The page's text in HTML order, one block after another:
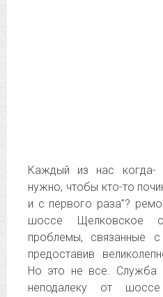
Каждый из нас когда-
нужно, чтобы кто-то
и с первого раза”?
шоссе Щелковское
проблемы, связанные
предоставив
Но это не все. Служба
неподалеку от